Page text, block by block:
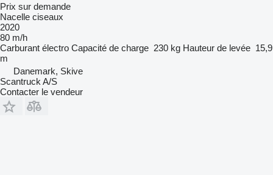
Prix sur demande
Nacelle ciseaux
2020
80 m/h
Carburant électro Capacité de charge 230 kg Hauteur de levée 15,9
m
Danemark, Skive
Scantruck A/S
Contacter le vendeur